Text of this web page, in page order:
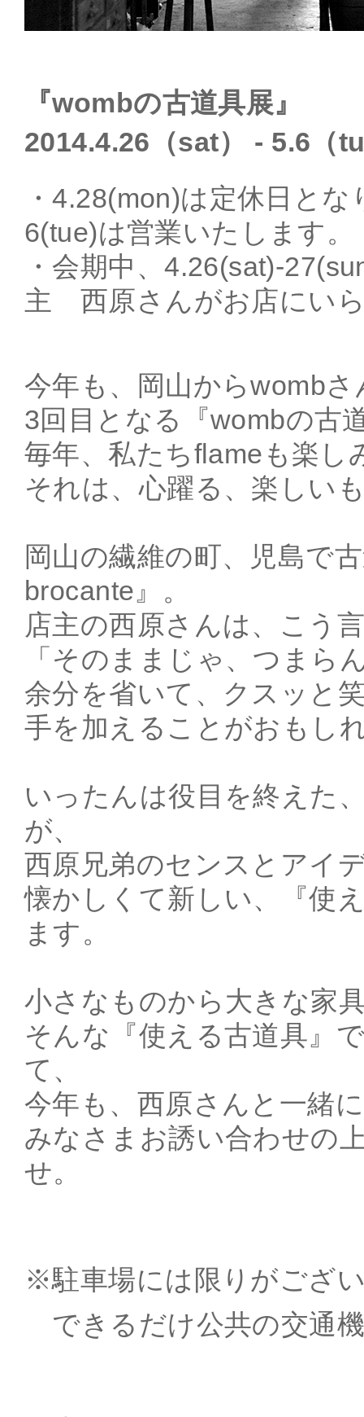
『wombの古道具展』
2014.4.26（sat） - 5.6（
・4.28(mon)は定休日と
6(tue)は営業いたします。
・会期中、4.26(sat)-
主 西原さんがお店にい
今年も、岡山からwomb
3回目となる『wombの古
毎年、私たちflameも楽し
それは、心躍る、楽しい
岡山の繊維の町、児島で
brocante』。
店主の西原さんは、こう
「そのままじゃ、つまら
余分を省いて、クスッと
手を加えることがおもし
いったんは役目を終えた
が、
西原兄弟のセンスとアイ
懐かしくて新しい、『使
ます。
小さなものから大きな家
そんな『使える古道具』
て、
今年も、西原さんと一緒
みなさまお誘い合わせの
せ。
※駐車場には限りがござ
できるだけ公共の交通